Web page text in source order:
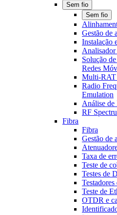
Sem fio
Sem fio
Gestão de
Instalação
Analisador
Solução
Redes
Multi-RAT
Radio
Emulation
Análise de
RF
Fibra
Fibra
Gestão de
Taxa de
Teste de
Testes de
Teste de
OTDR e